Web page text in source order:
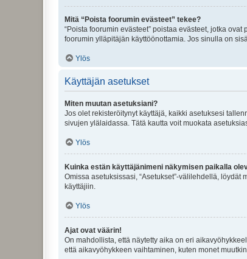
Mitä “Poista foorumin evästeet” tekee?
“Poista foorumin evästeet” poistaa evästeet, jotka
foorumin ylläpitäjän käyttöönottamia. Jos sinulla on
Ylös
Käyttäjän asetukset
Miten muutan asetuksiani?
Jos olet rekisteröitynyt käyttäjä, kaikki asetuksesi
sivujen ylälaidassa. Tätä kautta voit muokata
Ylös
Kuinka estän käyttäjänimeni näkymisen paikalla
Omissa asetuksissasi, “Asetukset”-välilehdellä, löydät
käyttäjiin.
Ylös
Ajat ovat väärin!
On mahdollista, että näytetty aika on eri
että aikavyöhykkeen vaihtaminen, kuten monet